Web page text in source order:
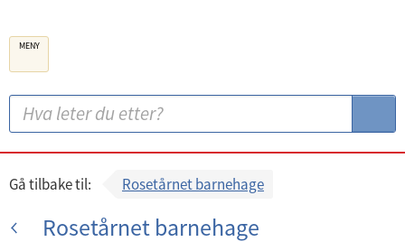
g
e
n
ø
k
:
S
ø
MENY
Gå tilbake til: Rosetårnet barnehage
Rosetårnet barnehage